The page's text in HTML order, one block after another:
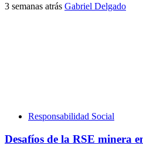
3 semanas atrás Gabriel Delgado
Responsabilidad Social
Desafíos de la RSE minera